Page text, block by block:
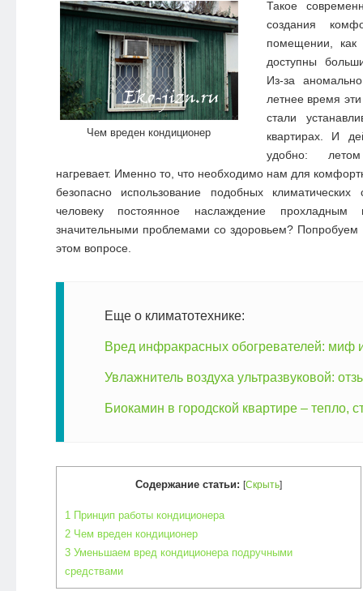
Чем вреден кондиционер
Такое
создания
помещении, как
доступны
Из-за
летнее время
стали
квартирах. И
удобно:
нагревает. Именно то, что необходимо нам для
безопасно использование подобных
человеку постоянное наслаждение прохладным
значительными проблемами со здоровьем? Попробуем
этом вопросе.
Еще о климатотехнике:
Вред инфракрасных обогревателей: миф
Увлажнитель воздуха ультразвуковой:
Биокамин в городской квартире – тепло,
Содержание статьи: [Скрыть]
1 Принцип работы кондиционера
2Чем вреден кондиционер
3Уменьшаем вред кондиционера подручными
средствами